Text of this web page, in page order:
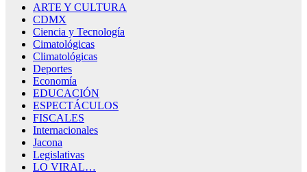
ARTE Y CULTURA
CDMX
Ciencia y Tecnología
Cimatológicas
Climatológicas
Deportes
Economía
EDUCACIÓN
ESPECTÁCULOS
FISCALES
Internacionales
Jacona
Legislativas
LO VIRAL…